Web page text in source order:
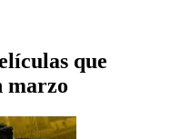
que
marzo